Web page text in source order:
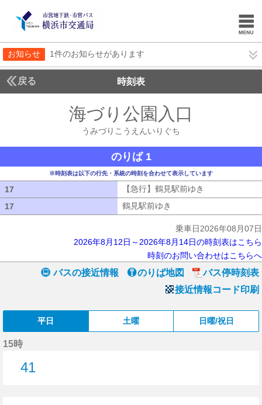
お知らせ 1件のお知らせがあります
戻る 時刻表
海づり公園入口
うみづりこうえんいりぐち
のりば 1
※時刻表は以下の行先・系統の時刻を合わせて表示しています
17 【急行】鶴見駅前ゆき
17
鶴見駅前ゆき
乗車日2026年08月07日
2026年8月12日～2026年8月14日の時刻表はこちら
時刻のお問い合わせはこちらへ
バスの接近情報 のりば地図
バス停時刻表
接近情報コード印刷
平日 土曜 日曜/祝日
15時
41